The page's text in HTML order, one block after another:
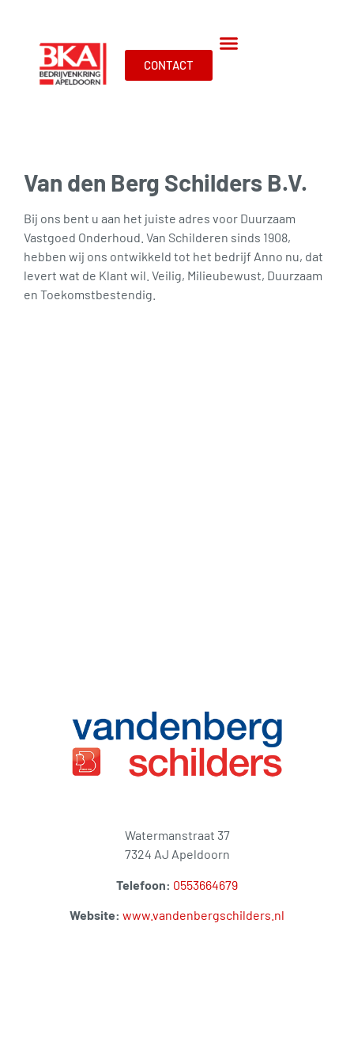
CONTACT
Van den Berg Schilders B.V.
Bij ons bent u aan het juiste adres voor Duurzaam
Vastgoed Onderhoud. Van Schilderen sinds 1908,
hebben wij ons ontwikkeld tot het bedrijf Anno nu, dat
levert wat de Klant wil. Veilig, Milieubewust, Duurzaam
en Toekomstbestendig.
Watermanstraat 37
7324 AJ Apeldoorn
Telefoon: 0553664679
Website: www.vandenbergschilders.nl